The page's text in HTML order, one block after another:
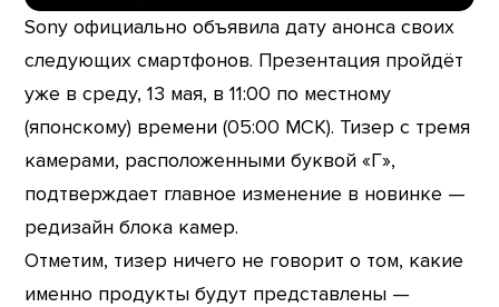
Sony официально объявила дату анонса своих
следующих смартфонов. Презентация пройдёт
уже в среду, 13 мая, в 11:00 по местному
(японскому) времени (05:00 МСК). Тизер с тремя
камерами, расположенными буквой «Г»,
подтверждает главное изменение в новинке —
редизайн блока камер.
Отметим, тизер ничего не говорит о том, какие
именно продукты будут представлены —